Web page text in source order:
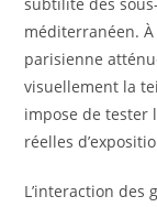
méditerranéen.
parisienne
visuellement la
impose de tester
réelles
L’interaction des